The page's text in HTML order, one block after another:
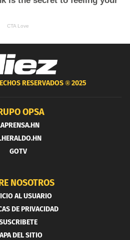
RESERVADOS ®2025
OPSA
GOTV
NOSOTROS
AL USUARIO
DE PRIVACIDAD
DEL SITIO